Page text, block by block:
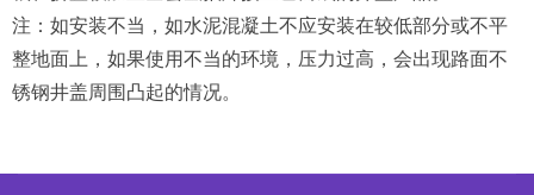
注：如安装不当，如水泥混凝土不应安装在较低部分或不平
整地面上，如果使用不当的环境，压力过高，会出现路面不
锈钢井盖周围凸起的情况。